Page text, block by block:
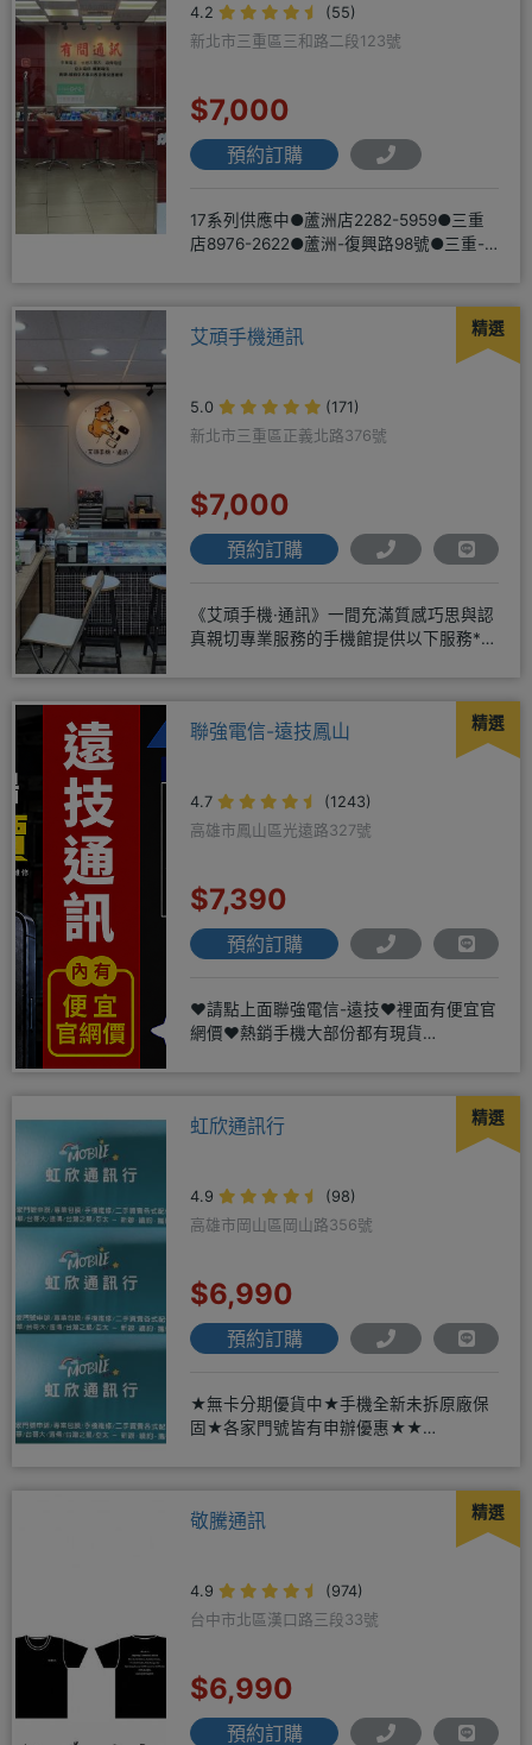
4.2
(55)
新北市三重區三和路二段123號
$7,000
預約訂購
17系列供應中●蘆洲店2282-5959●三重
店8976-2622●蘆洲-復興路98號●三重-
精選
艾頑手機通訊
5.0
(171)
新北市三重區正義北路376號
$7,000
預約訂購
《艾頑手機·通訊》一間充滿質感巧思與認
真親切專業服務的手機館提供以下服務*免
精選
聯強電信-遠技鳳山
4.7
(1243)
高雄市鳳山區光遠路327號
$7,390
預約訂購
❤️請點上面聯強電信-遠技❤️裡面有便宜官
網價❤️熱銷手機大部份都有現貨
精選
虹欣通訊行
4.9
(98)
高雄市岡山區岡山路356號
$6,990
預約訂購
★無卡分期優貨中★手機全新未拆原廠保
固★各家門號皆有申辦優惠★★
精選
敬騰通訊
4.9
(974)
台中市北區漢口路三段33號
$6,990
預約訂購